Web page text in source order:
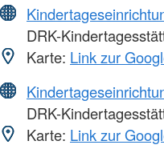
DRK-
Karte: Link zur
DRK-
Karte: Link zur